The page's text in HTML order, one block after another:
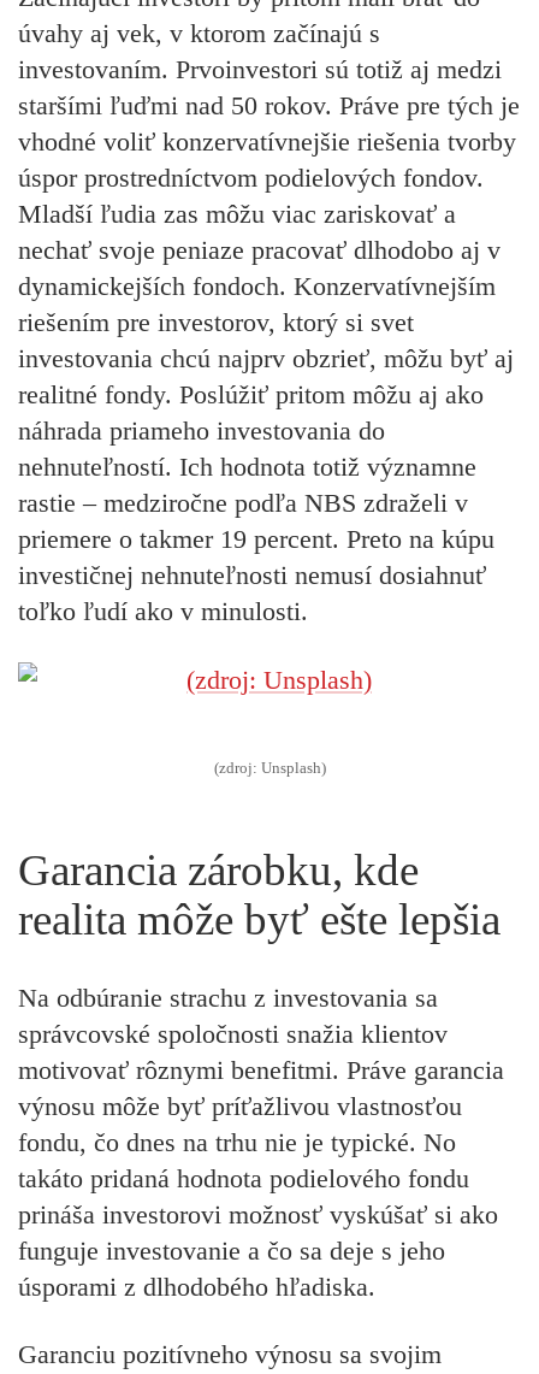
úvahy aj vek, v ktorom začínajú s
investovaním. Prvoinvestori sú totiž aj medzi
staršími ľuďmi nad 50 rokov. Práve pre tých je
vhodné voliť konzervatívnejšie riešenia tvorby
úspor prostredníctvom podielových fondov.
Mladší ľudia zas môžu viac zariskovať a
nechať svoje peniaze pracovať dlhodobo aj v
dynamickejších fondoch. Konzervatívnejším
riešením pre investorov, ktorý si svet
investovania chcú najprv obzrieť, môžu byť aj
realitné fondy. Poslúžiť pritom môžu aj ako
náhrada priameho investovania do
nehnuteľností. Ich hodnota totiž významne
rastie – medziročne podľa NBS zdraželi v
priemere o takmer 19 percent. Preto na kúpu
investičnej nehnuteľnosti nemusí dosiahnuť
toľko ľudí ako v minulosti.
(zdroj: Unsplash)
Garancia zárobku, kde
realita môže byť ešte lepšia
Na odbúranie strachu z investovania sa
správcovské spoločnosti snažia klientov
motivovať rôznymi benefitmi. Práve garancia
výnosu môže byť príťažlivou vlastnosťou
fondu, čo dnes na trhu nie je typické. No
takáto pridaná hodnota podielového fondu
prináša investorovi možnosť vyskúšať si ako
funguje investovanie a čo sa deje s jeho
úsporami z dlhodobého hľadiska.
Garanciu pozitívneho výnosu sa svojim